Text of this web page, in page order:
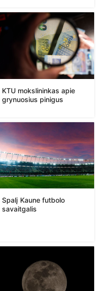
KTU mokslininkas apie
grynuosius pinigus
Spalį Kaune futbolo
savaitgalis